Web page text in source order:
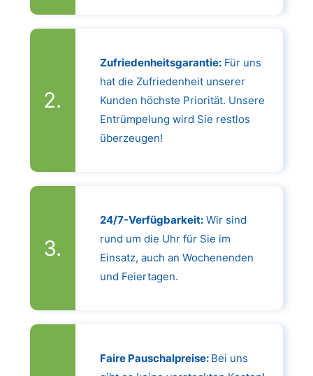
Zufriedenheitsgarantie:Für uns
hat die Zufriedenheit unserer
Kunden höchste Priorität. Unsere
Entrümpelung wird Sie restlos
überzeugen!
24/7-Verfügbarkeit:Wir sind
rund um die Uhr für Sie im
Einsatz, auch an Wochenenden
und Feiertagen.
Faire Pauschalpreise: Bei uns